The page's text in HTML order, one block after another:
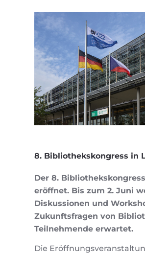
8. Bibliothekskongress in
Der 8.
eröffnet. Bis zum 2. Juni
Diskussionen und
Zukunftsfragen von
Teilnehmende erwartet.
Die